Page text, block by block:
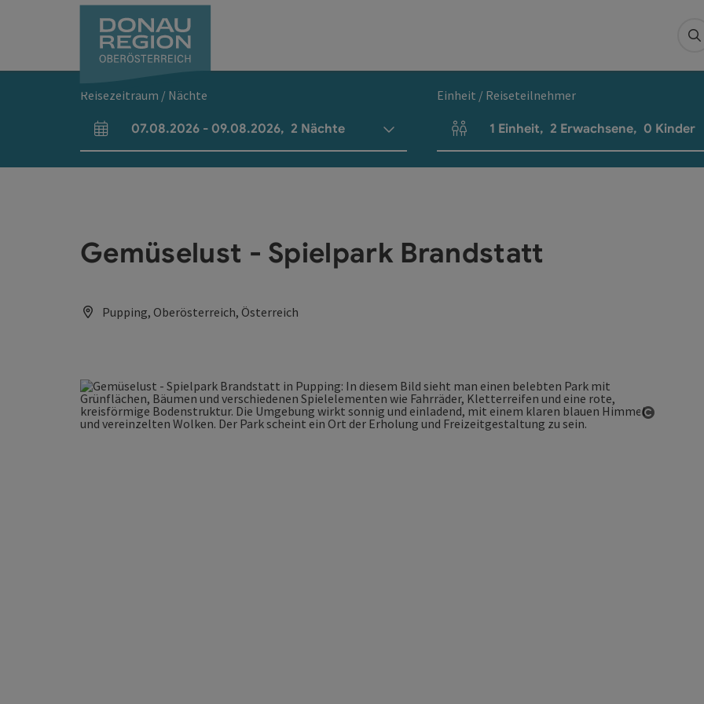
Reisezeitraum / Nächte
An- und Abreisefelder
07.08.2026 - 09.08.2026, 2 Nächte
Einheit / Reiseteilnehmer
Einheitenanzahl und Personenfelder
1 Einheit, 2 Erwachsene, 0 Kinder
Gemüselust - Spielpark Brandstatt
Pupping, Oberösterreich, Österreich